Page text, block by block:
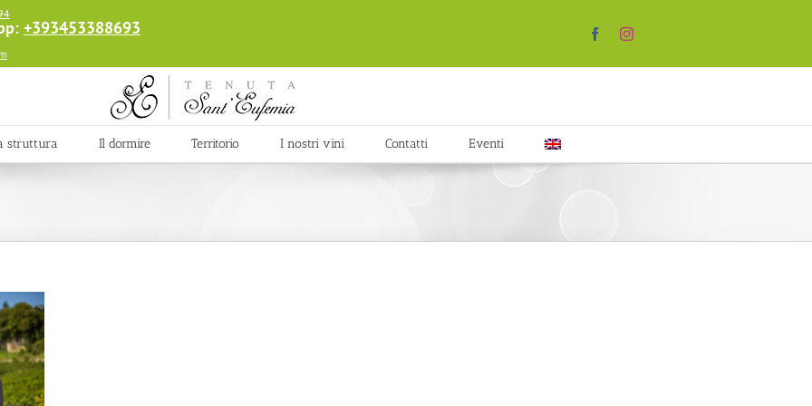
+393453388693 FacebookInstagram
struttura Il dormire Territorio I nostri vini Contatti Eventi